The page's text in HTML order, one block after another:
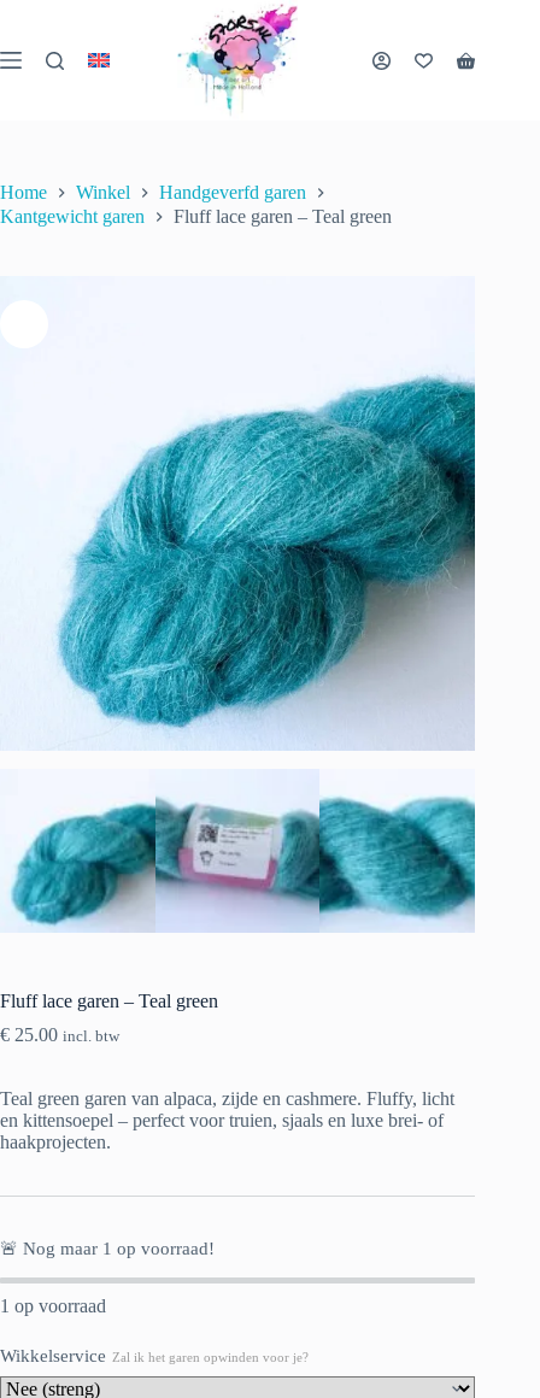
de
inhoud
Fluff lace garen – Teal green
Home Winkel
Handgeverfd garen
Kantgewicht garen
Fluff lace garen – Teal green
Fluff lace garen – Teal green
€ 25.00 incl. btw
Teal green garen van alpaca, zijde en cashmere. Fluffy, licht
en kittensoepel – perfect voor truien, sjaals en luxe brei- of
haakprojecten.
🚨 Nog maar 1 op voorraad!
1 op voorraad
Wikkelservice Zal ik het garen opwinden voor je?